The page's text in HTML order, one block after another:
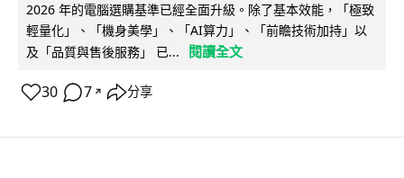
2026 年的電腦選購基準已經全面升級。除了基本效能，「極致
輕量化」、「機身美學」、「AI算力」、「前瞻技術加持」以
及「品質與售後服務」 已...
閱讀全文
30 7 ↗ 分享